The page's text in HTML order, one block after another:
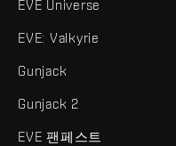
EVE Universe
EVE: Valkyrie
Gunjack
Gunjack 2
EVE 팬페스트